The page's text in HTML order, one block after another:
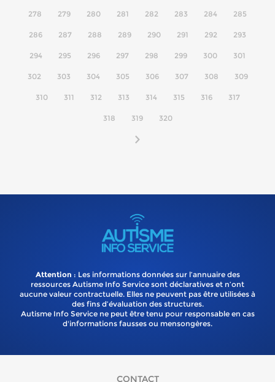
278 279 280 281 282 283 284 285
286 287 288 289 290 291 292 293
294 295 296 297 298 299 300 301
302 303 304 305 306 307 308 309
310 311 312 313 314 315 316 317
318 319 320
Attention : Les informations données sur l’annuaire des
ressources Autisme Info Service sont déclaratives et n’ont
aucune valeur contractuelle. Elles ne peuvent pas être utilisées à
des fins d’évaluation des structures.
Autisme Info Service ne peut être tenu pour responsable en cas
d'informations fausses ou mensongères.
CONTACT